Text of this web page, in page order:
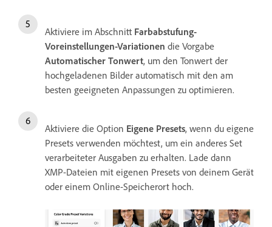
Aktiviere im Abschnitt Farbabstufung-
Voreinstellungen-Variationen die Vorgabe
Automatischer Tonwert, um den Tonwert der
hochgeladenen Bilder automatisch mit den am
besten geeigneten Anpassungen zu optimieren.
Aktiviere die Option Eigene Presets, wenn du eigene
Presets verwenden möchtest, um ein anderes Set
verarbeiteter Ausgaben zu erhalten. Lade dann
XMP-Dateien mit eigenen Presets von deinem Gerät
oder einem Online-Speicherort hoch.